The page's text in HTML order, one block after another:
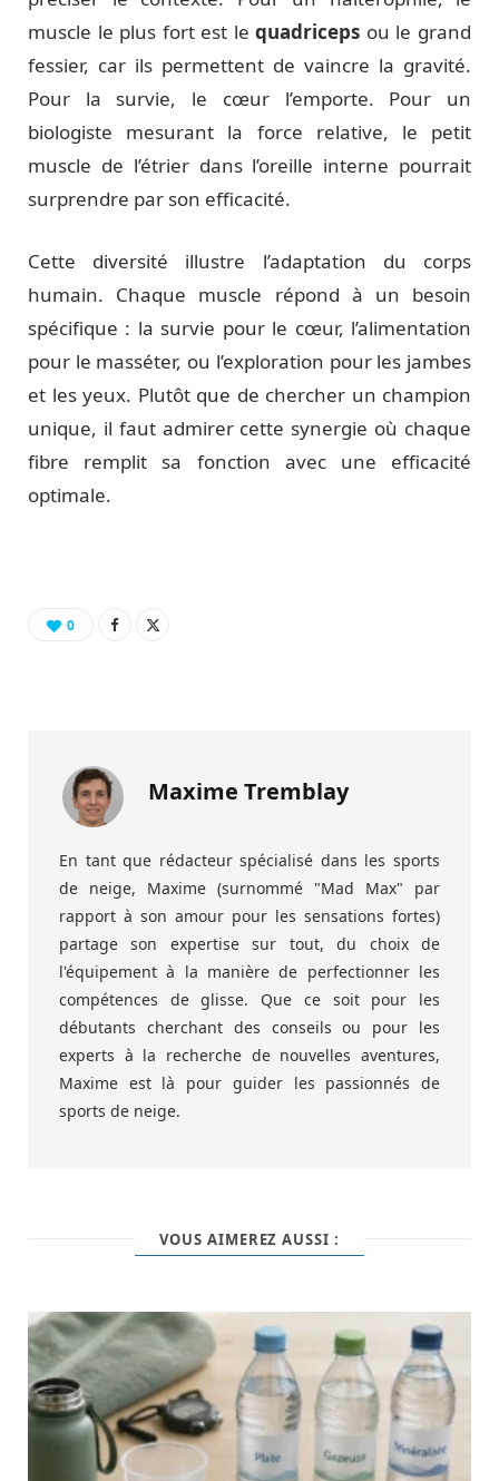
muscle le plus fort est lequadriceps ou le grand
fessier, car ils permettent de vaincre la gravité.
Pour la survie, le cœur l’emporte. Pour un
biologiste mesurant la force relative, le petit
muscle de l’étrier dans l’oreille interne pourrait
surprendre par son efficacité.
Cette diversité illustre l’adaptation du corps
humain. Chaque muscle répond à un besoin
spécifique : la survie pour le cœur, l’alimentation
pour le masséter, ou l’exploration pour les jambes
et les yeux. Plutôt que de chercher un champion
unique, il faut admirer cette synergie où chaque
fibre remplit sa fonction avec une efficacité
optimale.
0
Maxime Tremblay
En tant que rédacteur spécialisé dans les sports
de neige, Maxime (surnommé "Mad Max" par
rapport à son amour pour les sensations fortes)
partage son expertise sur tout, du choix de
l'équipement à la manière de perfectionner les
compétences de glisse. Que ce soit pour les
débutants cherchant des conseils ou pour les
experts à la recherche de nouvelles aventures,
Maxime est là pour guider les passionnés de
sports de neige.
VOUS AIMEREZ AUSSI :